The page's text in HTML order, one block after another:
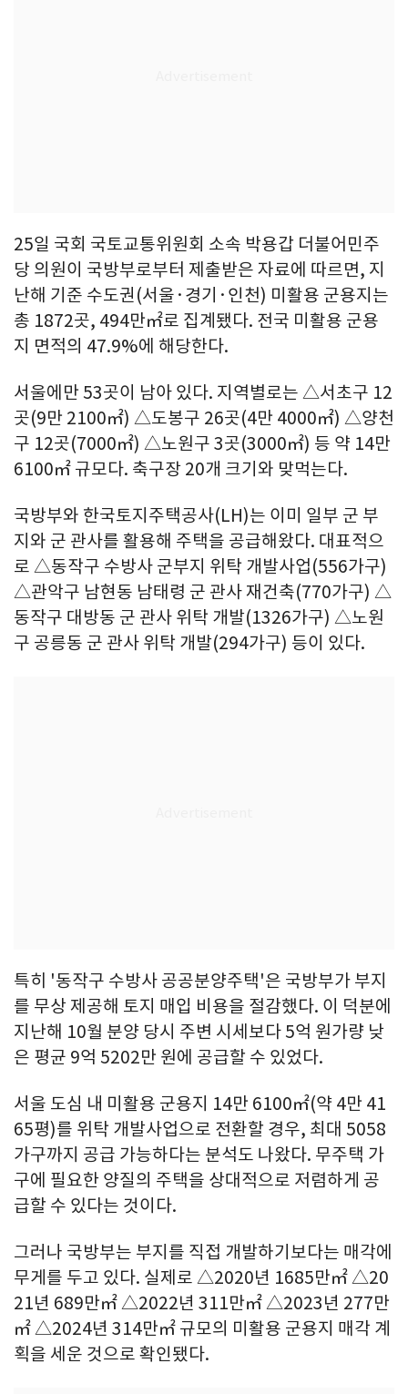
25일 국회 국토교통위원회 소속 박용갑 더불어민주
당 의원이 국방부로부터 제출받은 자료에 따르면, 지
난해 기준 수도권(서울·경기·인천) 미활용 군용지는
총 1872곳, 494만㎡로 집계됐다. 전국 미활용 군용
지 면적의 47.9%에 해당한다.
서울에만 53곳이 남아 있다. 지역별로는 △서초구 12
곳(9만 2100㎡) △도봉구 26곳(4만 4000㎡) △양천
구 12곳(7000㎡) △노원구 3곳(3000㎡) 등 약 14만
6100㎡ 규모다. 축구장 20개 크기와 맞먹는다.
국방부와 한국토지주택공사(LH)는 이미 일부 군 부
지와 군 관사를 활용해 주택을 공급해왔다. 대표적으
로 △동작구 수방사 군부지 위탁 개발사업(556가구)
△관악구 남현동 남태령 군 관사 재건축(770가구) △
동작구 대방동 군 관사 위탁 개발(1326가구) △노원
구 공릉동 군 관사 위탁 개발(294가구) 등이 있다.
특히 '동작구 수방사 공공분양주택'은 국방부가 부지
를 무상 제공해 토지 매입 비용을 절감했다. 이 덕분에
지난해 10월 분양 당시 주변 시세보다 5억 원가량 낮
은 평균 9억 5202만 원에 공급할 수 있었다.
서울 도심 내 미활용 군용지 14만 6100㎡(약 4만 41
65평)를 위탁 개발사업으로 전환할 경우, 최대 5058
가구까지 공급 가능하다는 분석도 나왔다. 무주택 가
구에 필요한 양질의 주택을 상대적으로 저렴하게 공
급할 수 있다는 것이다.
그러나 국방부는 부지를 직접 개발하기보다는 매각에
무게를 두고 있다. 실제로 △2020년 1685만㎡ △20
21년 689만㎡ △2022년 311만㎡ △2023년 277만
㎡ △2024년 314만㎡ 규모의 미활용 군용지 매각 계
획을 세운 것으로 확인됐다.